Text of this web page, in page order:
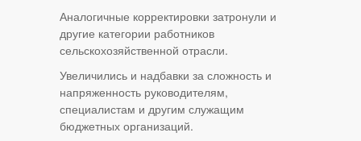
Аналогичные корректировки затронули и
другие категории работников
сельскохозяйственной отрасли.
Увеличились и надбавки за сложность и
напряженность руководителям,
специалистам и другим служащим
бюджетных организаций.